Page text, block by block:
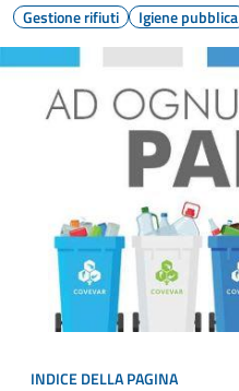
Gestione rifiuti Igiene pubblica
INDICE DELLA PAGINA